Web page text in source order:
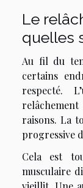
Le
quelles
Au fil du
certains
respecté.
raisons. La
progressive
Cela est
musculaire